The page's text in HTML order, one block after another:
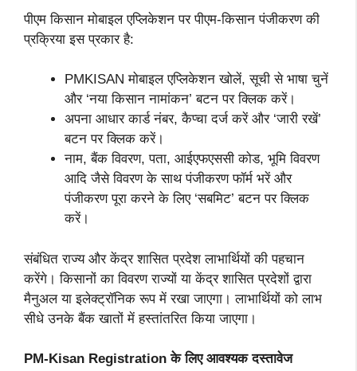
पीएम किसान मोबाइल एप्लिकेशन पर पीएम-किसान पंजीकरण की
प्रक्रिया इस प्रकार है:
PMKISAN मोबाइल एप्लिकेशन खोलें, सूची से भाषा चुनें
और ‘नया किसान नामांकन’ बटन पर क्लिक करें।
अपना आधार कार्ड नंबर, कैप्चा दर्ज करें और ‘जारी रखें’
बटन पर क्लिक करें।
नाम, बैंक विवरण, पता, आईएफएससी कोड, भूमि विवरण
आदि जैसे विवरण के साथ पंजीकरण फॉर्म भरें और
पंजीकरण पूरा करने के लिए ‘सबमिट’ बटन पर क्लिक
करें।
संबंधित राज्य और केंद्र शासित प्रदेश लाभार्थियों की पहचान
करेंगे। किसानों का विवरण राज्यों या केंद्र शासित प्रदेशों द्वारा
मैनुअल या इलेक्ट्रॉनिक रूप में रखा जाएगा। लाभार्थियों को लाभ
सीधे उनके बैंक खातों में हस्तांतरित किया जाएगा।
PM-Kisan Registrationके लिए आवश्यक दस्तावेज